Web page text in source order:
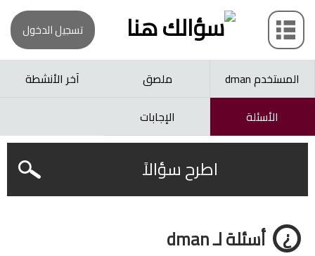
تسجيل الدخول
المستخدم dman ملصق
آخر الأنشطة
الأسئلة
الإجابات
اطرح سؤالاً
أسئلة لـ dman